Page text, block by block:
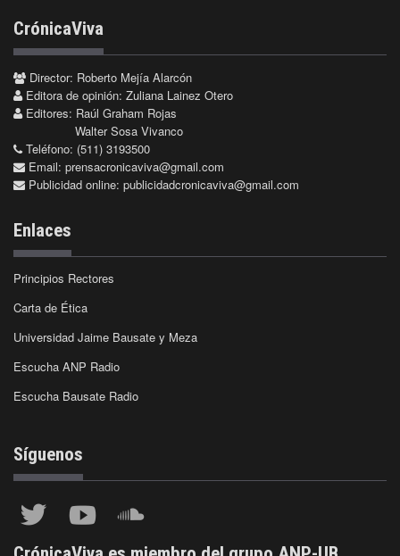
CrónicaViva
Director: Roberto Mejía Alarcón
Editora de opinión: Zuliana Lainez Otero
Editores: Raúl Graham Rojas
Walter Sosa Vivanco
Teléfono: (511) 3193500
Email: prensacronicaviva@gmail.com
Publicidad online: publicidadcronicaviva@gmail.com
Enlaces
Principios Rectores
Carta de Ética
Universidad Jaime Bausate y Meza
Escucha ANP Radio
Escucha Bausate Radio
Síguenos